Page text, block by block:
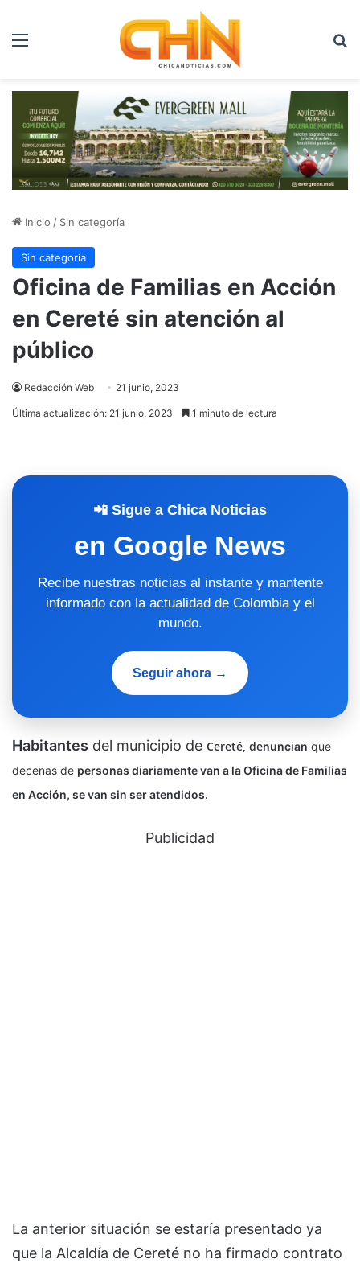
Menú
Inicio / Sin categoría
Sin categoría
Oficina de Familias en Acción
en Cereté sin atención al
público
Redacción Web 21 junio, 2023
Última actualización: 21 junio, 2023 1 minuto de lectura
📲 Sigue a Chica Noticias
en Google News
Recibe nuestras noticias al instante y mantente
informado con la actualidad de Colombia y el
mundo.
Seguir ahora →
Habitantes del municipio de Cereté, denuncian que
decenas de personas diariamente van a la Oficina de Familias
en Acción, se van sin ser atendidos.
Publicidad
La anterior situación se estaría presentado ya
que la Alcaldía de Cereté no ha firmado contrato